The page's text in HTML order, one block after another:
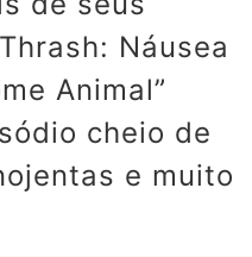
Náusea
Animal”
cheio de
e muito